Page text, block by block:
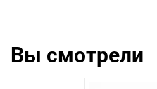
Вы смотрели